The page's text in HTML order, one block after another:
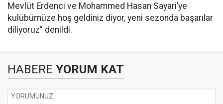
Mevlüt Erdenci ve Mohammed Hasan Sayari’ye
kulübümüze hoş geldiniz diyor, yeni sezonda başarılar
diliyoruz” denildi.
HABERE YORUM KAT